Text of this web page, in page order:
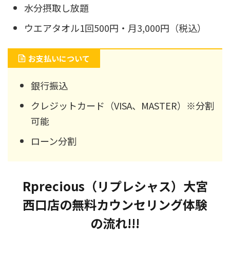
水分摂取し放題
ウエアタオル1回500円・月3,000円（税込）
お支払いについて
銀行振込
クレジットカード（VISA、MASTER）※分割
可能
ローン分割
Rprecious（リプレシャス）大宮
西口店の無料カウンセリング体験
の流れ!!!